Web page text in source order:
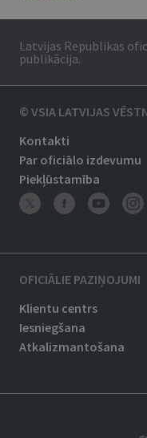
Latvijas Republikas
publikācija.
© VSIA LATVIJAS
Kontakti
Par oficiālo izdevumu
Piekļūstamība
OFICIĀLIE PAZIŅOJUMI
Klientu centrs
Iesniegšana
Atkalizmantošana